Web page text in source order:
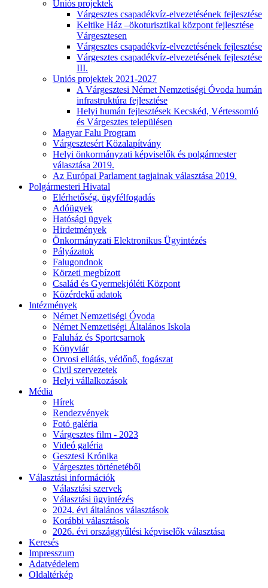
Uniós projektek
Várgesztes csapadékvíz-elvezetésének fejlesztése
Keltike Ház –ökoturisztikai központ fejlesztése
Várgesztesen
Várgesztes csapadékvíz-elvezetésének fejlesztése
Várgesztes csapadékvíz-elvezetésének fejlesztése
III.
Uniós projektek 2021-2027
A Várgesztesi Német Nemzetiségi Óvoda humán
infrastruktúra fejlesztése
Helyi humán fejlesztések Kecskéd, Vértessomló
és Várgesztes településen
Magyar Falu Program
Várgesztesért Közalapítvány
Helyi önkormányzati képviselők és polgármester
választása 2019.
Az Európai Parlament tagjainak választása 2019.
Polgármesteri Hivatal
Elérhetőség, ügyfélfogadás
Adóügyek
Hatósági ügyek
Hirdetmények
Önkormányzati Elektronikus Ügyintézés
Pályázatok
Falugondnok
Körzeti megbízott
Család és Gyermekjóléti Központ
Közérdekű adatok
Intézmények
Német Nemzetiségi Óvoda
Német Nemzetiségi Általános Iskola
Faluház és Sportcsarnok
Könyvtár
Orvosi ellátás, védőnő, fogászat
Civil szervezetek
Helyi vállalkozások
Média
Hírek
Rendezvények
Fotó galéria
Várgesztes film - 2023
Videó galéria
Gesztesi Krónika
Várgesztes történetéből
Választási információk
Választási szervek
Választási ügyintézés
2024. évi általános választások
Korábbi választások
2026. évi országgyűlési képviselők választása
Keresés
Impresszum
Adatvédelem
Oldaltérkép